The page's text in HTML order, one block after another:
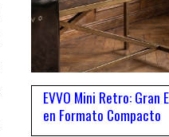
EVVO Mini Retro: Gran
en Formato Compacto